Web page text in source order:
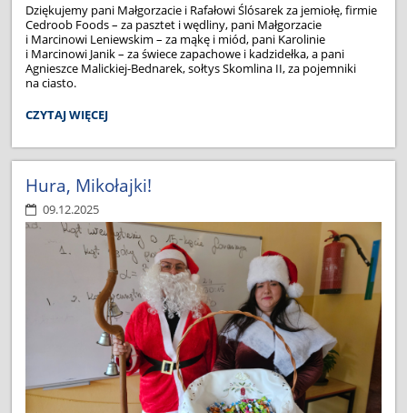
Dziękujemy pani Małgorzacie i Rafałowi Ślósarek za jemiołę, firmie
Cedroob Foods – za pasztet i wędliny, pani Małgorzacie
i Marcinowi Leniewskim – za mąkę i miód, pani Karolinie
i Marcinowi Janik – za świece zapachowe i kadzidełka, a pani
Agnieszce Malickiej-Bednarek, sołtys Skomlina II, za pojemniki
na ciasto.
KIERMASZ
ŻYCZLIWOŚCI:
CZYTAJ WIĘCEJ
Hura, Mikołajki!
09.12.2025